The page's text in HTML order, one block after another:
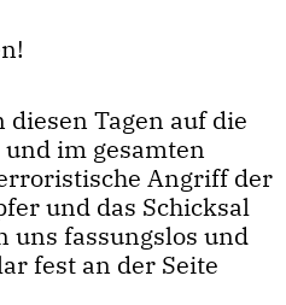
Tagen auf die
im gesamten
Angriff der
und das Schicksal
uns fassungslos und
fest an der Seite